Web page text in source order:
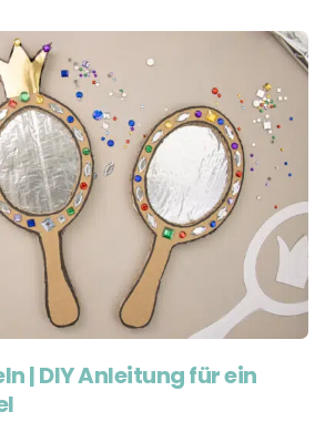
| DIY Anleitung für ein